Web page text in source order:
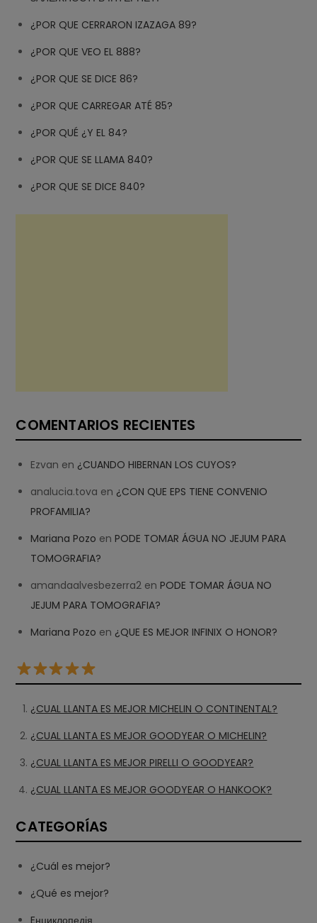
¿POR QUE CERRARON IZAZAGA 89?
¿POR QUE VEO EL 888?
¿POR QUE SE DICE 86?
¿POR QUE CARREGAR ATÉ 85?
¿POR QUÉ ¿Y EL 84?
¿POR QUE SE LLAMA 840?
¿POR QUE SE DICE 840?
COMENTARIOS RECIENTES
Ezvan en ¿CUANDO HIBERNAN LOS CUYOS?
analucia.tova en ¿CON QUE EPS TIENE CONVENIO
PROFAMILIA?
Mariana Pozo enPODE TOMAR ÁGUA NO JEJUM PARA
TOMOGRAFIA?
amandaalvesbezerra2 enPODE TOMAR ÁGUA NO
JEJUM PARA TOMOGRAFIA?
Mariana Pozo en ¿QUE ES MEJOR INFINIX O HONOR?
¿CUAL LLANTA ES MEJOR MICHELIN O CONTINENTAL?
¿CUAL LLANTA ES MEJOR GOODYEAR O MICHELIN?
¿CUAL LLANTA ES MEJOR PIRELLI O GOODYEAR?
¿CUAL LLANTA ES MEJOR GOODYEAR O HANKOOK?
CATEGORÍAS
¿Cuál es mejor?
¿Qué es mejor?
Eнциклопедія